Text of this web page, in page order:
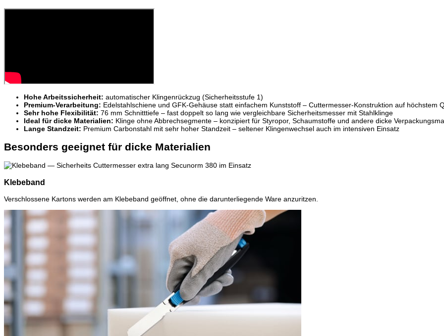
Hohe Arbeitssicherheit: automatischer Klingenrückzug (Sicherheitsstufe 1)
Premium-Verarbeitung: Edelstahlschiene und GFK-Gehäuse statt einfachem Kunststoff – Cuttermesser-Konstruktion auf höchstem
Sehr hohe Flexibilität: 76 mm Schnitttiefe – fast doppelt so lang wie vergleichbare Sicherheitsmesser mit Stahlklinge
Ideal für dicke Materialien: Klinge ohne Abbrechsegmente – konzipiert für Styropor, Schaumstoffe und andere dicke
Lange Standzeit: Premium Carbonstahl mit sehr hoher Standzeit – seltener Klingenwechsel auch im intensiven Einsatz
Besonders geeignet für dicke Materialien
Klebeband
Verschlossene Kartons werden am Klebeband geöffnet, ohne die darunterliegende Ware anzuritzen.